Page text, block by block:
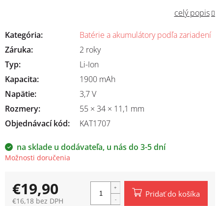
na sklade u dodávateľa, u nás do 3-5 dní
Možnosti doručenia
celý popis
Kategória:
Batérie a akumulátory podľa zariadení
Záruka:
2 roky
Typ:
Li-Ion
Kapacita:
1900 mAh
Napätie:
3,7 V
Rozmery:
55 × 34 × 11,1 mm
Objednávací kód:
KAT1707
€19,90
€16,18 bez DPH
Pridať do košíka